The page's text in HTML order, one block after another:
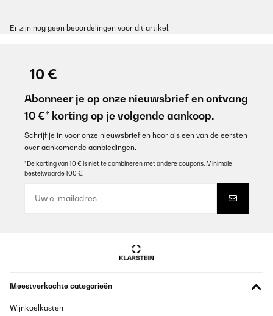
Er zijn nog geen beoordelingen voor dit artikel.
-10 €
Abonneer je op onze nieuwsbrief en ontvang
10 €* korting op je volgende aankoop.
Schrijf je in voor onze nieuwsbrief en hoor als een van de eersten
over aankomende aanbiedingen.
*De korting van 10 € is niet te combineren met andere coupons. Minimale
bestelwaarde 100 €.
Meestverkochte categorieën
Wijnkoelkasten